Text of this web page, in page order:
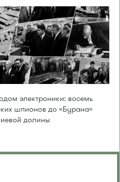
электроники: восемь
шпионов до «Бурана»
долины